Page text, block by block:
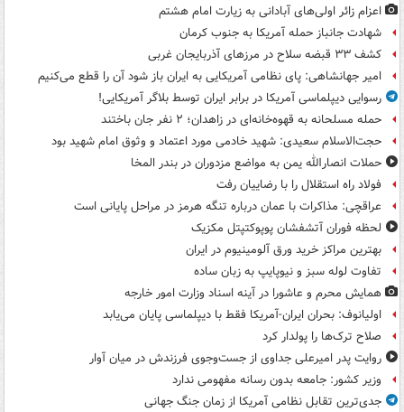
اعزام زائر اولی‌های آبادانی به زیارت امام هشتم
شهادت جانباز حمله آمریکا به جنوب کرمان
کشف ۳۳ قبضه سلاح در مرزهای آذربایجان غربی
امیر جهانشاهی: پای نظامی آمریکایی به ایران باز شود آن را قطع می‌کنیم
رسوایی دیپلماسی آمریکا در برابر ایران توسط بلاگر آمریکایی!
حمله مسلحانه به قهوه‌خانه‌ای در زاهدان؛ ۲ نفر جان باختند
حجت‌الاسلام سعیدی: شهید خادمی مورد اعتماد و وثوق امام شهید بود
حملات انصارالله یمن به مواضع مزدوران در بندر المخا
فولاد راه استقلال را با رضاییان رفت
عراقچی: مذاکرات با عمان درباره تنگه هرمز در مراحل پایانی است
لحظه فوران آتشفشان پوپوکتپتل مکزیک
بهترین مراکز خرید ورق آلومینیوم در ایران
تفاوت لوله سبز و نیوپایپ به زبان ساده
همایش محرم و عاشورا در آینه اسناد وزارت امور خارجه
اولیانوف: بحران ایران-آمریکا فقط با دیپلماسی پایان می‌یابد
صلاح ترک‌ها را پولدار کرد
روایت پدر امیرعلی جداوی از جست‌وجوی فرزندش در میان آوار
وزیر کشور: جامعه بدون رسانه مفهومی ندارد
جدی‌ترین تقابل نظامی آمریکا از زمان جنگ جهانی